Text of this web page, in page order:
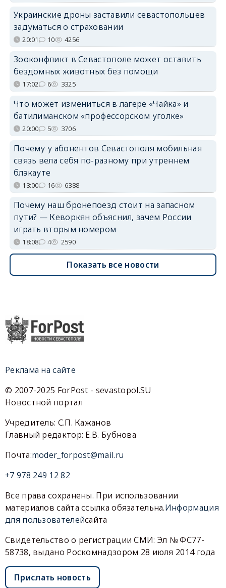
Украинские дроны заставили севастопольцев
задуматься о страховании
20:01 10 4256
Зооконфликт в Севастополе может оставить
бездомных животных без помощи
17:02 6 3325
Что может измениться в лагере «Чайка» и
батилиманском «профессорском уголке»
20:00 5 3706
Почему у абонентов Севастополя мобильная
связь вела себя по-разному при утреннем
блэкауте
13:00 16 6388
Почему наш бронепоезд стоит на запасном
пути? — Кеворкян объяснил, зачем России
играть вторым номером
18:08 4 2590
Показать все новости
Реклама на сайте
© 2007-2025 ForPost - sevastopol.SU
Новостной портал
Учредитель: С.П. Кажанов
Главный редактор: Е.В. Бубнова
Почта:moder_forpost@mail.ru
+7 978 249 12 82
Все права сохранены. При использовании
материалов сайта ссылка обязательна.Информация
для пользователейсайта
Свидетельство о регистрации СМИ: Эл № ФС77-
58738, выдано Роскомнадзором 28 июля 2014 года
Прислать новость